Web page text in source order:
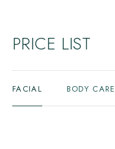
PRICE LIST
FACIAL BODY CARE